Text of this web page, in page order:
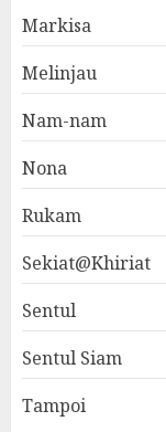
Markisa
Melinjau
Nam-nam
Nona
Rukam
Sekiat@Khiriat
Sentul
Sentul Siam
Tampoi